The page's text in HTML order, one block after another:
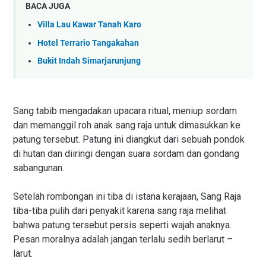
BACA JUGA
Villa Lau Kawar Tanah Karo
Hotel Terrario Tangakahan
Bukit Indah Simarjarunjung
Sang tabib mengadakan upacara ritual, meniup sordam
dan memanggil roh anak sang raja untuk dimasukkan ke
patung tersebut. Patung ini diangkut dari sebuah pondok
di hutan dan diiringi dengan suara sordam dan gondang
sabangunan.
Setelah rombongan ini tiba di istana kerajaan, Sang Raja
tiba-tiba pulih dari penyakit karena sang raja melihat
bahwa patung tersebut persis seperti wajah anaknya.
Pesan moralnya adalah jangan terlalu sedih berlarut –
larut.